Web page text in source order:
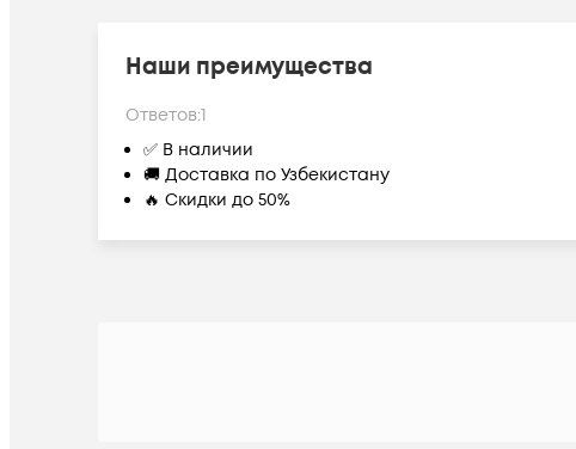
Наши преимущества
Ответов:1
✅ В наличии
🚚 Доставка по Узбекистану
🔥 Скидки до 50%